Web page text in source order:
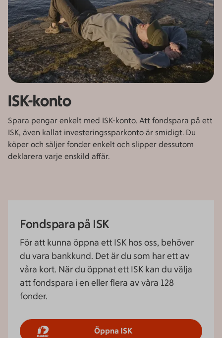
ISK-konto
Spara pengar enkelt med ISK-konto. Att fondspara på ett
ISK, även kallat investeringssparkonto är smidigt. Du
köper och säljer fonder enkelt och slipper dessutom
deklarera varje enskild affär.
Fondspara på ISK
För att kunna öppna ett ISK hos oss, behöver
du vara bankkund. Det är du som har ett av
våra kort. När du öppnat ett ISK kan du välja
att fondspara i en eller flera av våra 128
fonder.
Öppna ISK